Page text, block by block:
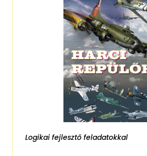
Logikai fejlesztő feladatokkal